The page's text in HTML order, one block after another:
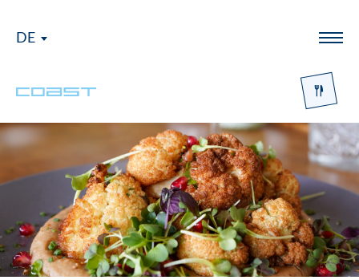
DE Menü
Logo Coast